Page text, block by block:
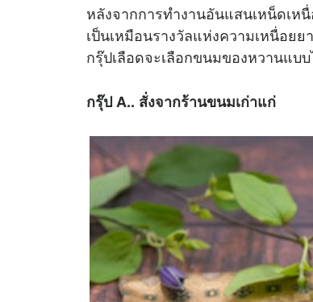
หลังจากการทำงานอันแสนเหน็ดเห
เป็นเหมือนรางวัลแห่งความเหนื่อย
กรุ๊ปเลือดจะเลือกขนมของหวานแบบ
กรุ๊ป A.. สั่งจากร้านขนมเก่าแก่